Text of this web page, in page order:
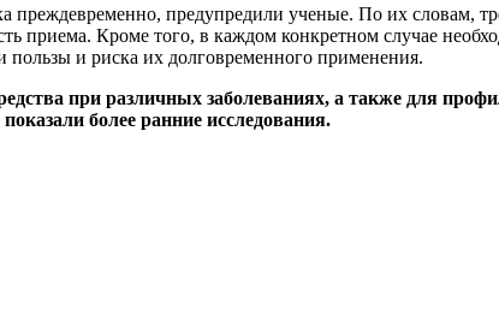
преждевременно, предупредили ученые. По их словам,
приема. Кроме того, в каждом конкретном случае
пользы и риска их долговременного применения.
при различных заболеваниях, а также для
более ранние исследования.